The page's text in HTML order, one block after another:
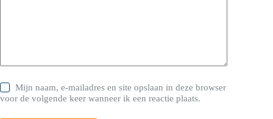
Mijn naam, e-mailadres en site opslaan in deze browser
voor de volgende keer wanneer ik een reactie plaats.